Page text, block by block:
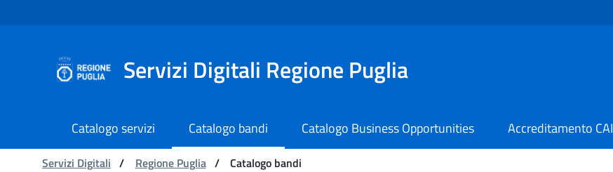
Navigazione
Servizi Digitali Regione Puglia
Catalogo servizi Catalogo bandi Catalogo Business Opportunities
Accreditamento CAI
Ti trovi in:
Servizi Digitali / Regione Puglia / Catalogo bandi